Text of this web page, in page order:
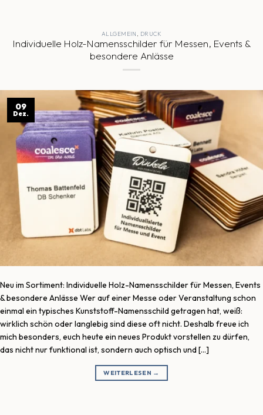
ALLGEMEIN , DRUCK
Individuelle Holz-Namensschilder für Messen, Events &
besondere Anlässe
09
Dez.
Neu im Sortiment: Individuelle Holz-Namensschilder für Messen, Events
& besondere Anlässe Wer auf einer Messe oder Veranstaltung schon
einmal ein typisches Kunststoff-Namensschild getragen hat, weiß:
wirklich schön oder langlebig sind diese oft nicht. Deshalb freue ich
mich besonders, euch heute ein neues Produkt vorstellen zu dürfen,
das nicht nur funktional ist, sondern auch optisch und […]
WEITERLESEN →